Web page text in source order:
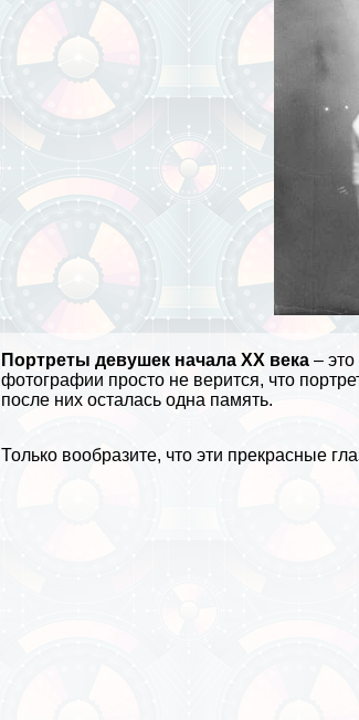
Портреты дeвyшек начала XX века –
фотографии просто не верится, что
после них осталась одна память.
Только вообразите, что эти прекрасные